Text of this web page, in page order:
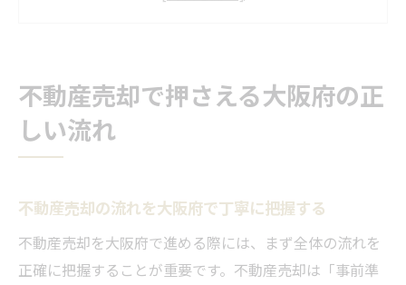
大阪府で安心して進める不動産売却の基本
知識
大阪府で成功する不動産売却の手順とは
不動産売却を成功させる大阪府のステップ
解説
不動産売却で押さえる大阪府の正
しい流れ
不動産売却の流れを大阪府で丁寧に把握する
不動産売却を大阪府で進める際には、まず全体の流れを
正確に把握することが重要です。不動産売却は「事前準